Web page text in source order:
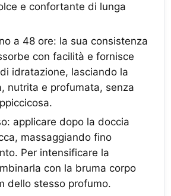
e confortante di lunga
a 48 ore: la sua consistenza
con facilità e fornisce
idratazione, lasciando la
nutrita e profumata, senza
applicare dopo la doccia
massaggiando fino
Per intensificare la
con la bruma corpo
dello stesso profumo.